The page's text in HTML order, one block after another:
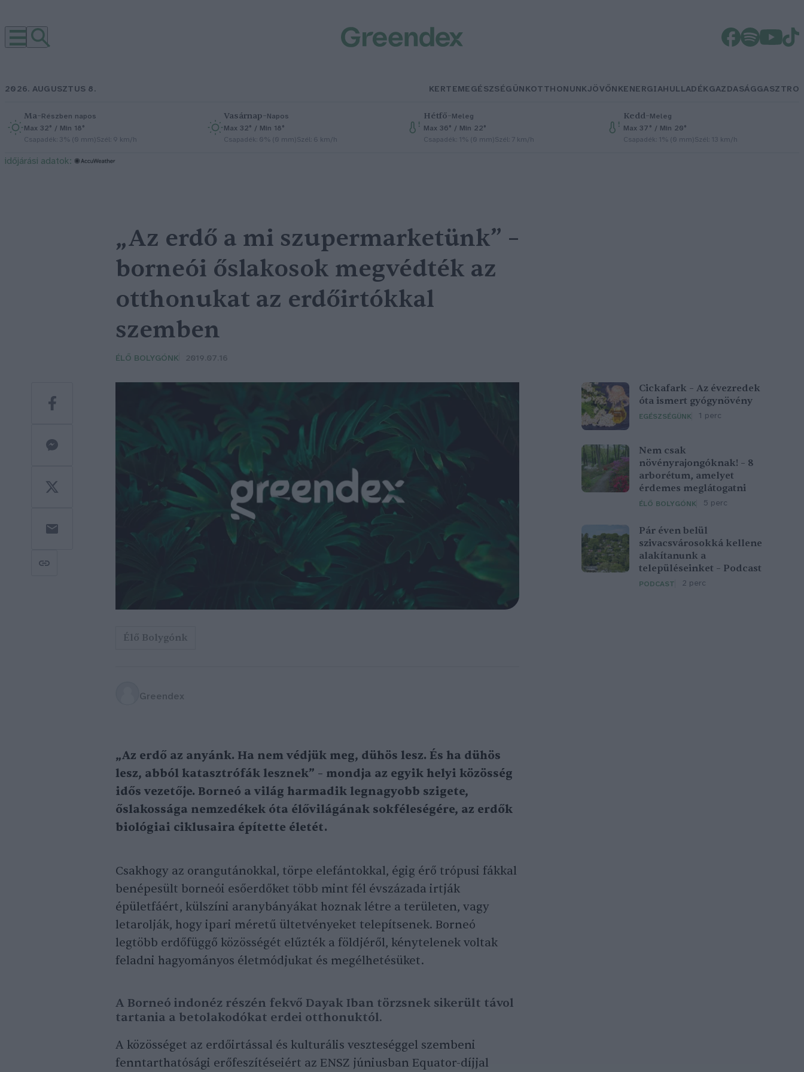
2026. AUGUSZTUS 8. KERTEMEGÉSZSÉGÜNKOTTHONUNKJÖVŐNKENERGIAHULLADÉKGAZDASÁGGASZTRO
Ma–Részben napos
Max 32° / Min 18°
Csapadék: 3% (0 mm)Szél: 9 km/h
Vasárnap–Napos
Max 32° / Min 18°
Csapadék: 0% (0 mm)Szél: 6 km/h
Hétfő–Meleg
Max 36° / Min 22°
Csapadék: 1% (0 mm)Szél: 7 km/h
Kedd–Meleg
Max 37° / Min 20°
Csapadék: 1% (0 mm)Szél: 13 km/h
időjárási adatok:
Cickafark – Az évezredek
óta ismert gyógynövény
EGÉSZSÉGÜNK 1 perc
Nem csak
növényrajongóknak! – 8
arborétum, amelyet
érdemes meglátogatni
ÉLŐ BOLYGÓNK 5 perc
Pár éven belül
szivacsvárosokká kellene
alakítanunk a
településeinket – Podcast
PODCAST 2 perc
„Az erdő a mi szupermarketünk” –
borneói őslakosok megvédték az
otthonukat az erdőirtókkal
szemben
ÉLŐ BOLYGÓNK 2019.07.16
Élő Bolygónk
Greendex
„Az erdő az anyánk. Ha nem védjük meg, dühös lesz. És ha dühös
lesz, abból katasztrófák lesznek” – mondja az egyik helyi közösség
idős vezetője. Borneó a világ harmadik legnagyobb szigete,
őslakossága nemzedékek óta élővilágának sokféleségére, az erdők
biológiai ciklusaira építette életét.
Csakhogy az orangutánokkal, törpe elefántokkal, égig érő trópusi fákkal
benépesült borneói esőerdőket több mint fél évszázada irtják
épületfáért, külszíni aranybányákat hoznak létre a területen, vagy
letarolják, hogy ipari méretű ültetvényeket telepítsenek. Borneó
legtöbb erdőfüggő közösségét elűzték a földjéről, kénytelenek voltak
feladni hagyományos életmódjukat és megélhetésüket.
A Borneó indonéz részén fekvő Dayak Iban törzsnek sikerült távol
tartania a betolakodókat erdei otthonuktól.
A közösséget az erdőirtással és kulturális veszteséggel szembeni
fenntarthatósági erőfeszítéseiért az ENSZ júniusban Equator-díjjal